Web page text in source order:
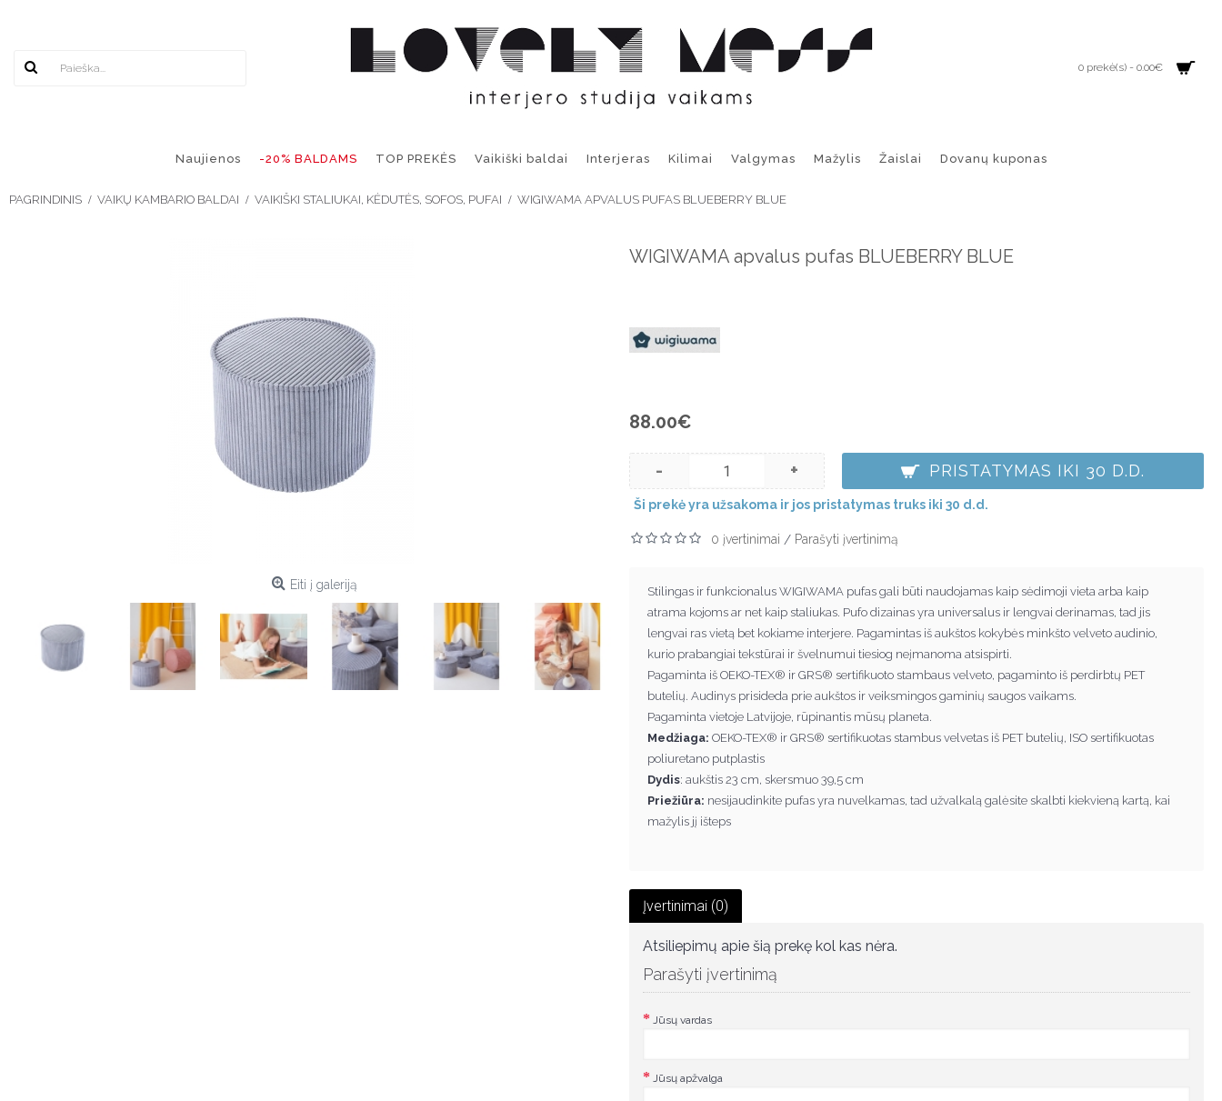
0 prekė(s) - 0.00€
Naujienos -20% BALDAMS TOP PREKĖS Vaikiški baldai Interjeras Kilimai Valgymas Mažylis Žaislai Dovanų kuponas
PAGRINDINIS VAIKŲ KAMBARIO BALDAI VAIKIŠKI STALIUKAI, KĖDUTĖS, SOFOS, PUFAI WIGIWAMA APVALUS PUFAS BLUEBERRY BLUE
Eiti į galeriją
WIGIWAMA apvalus pufas BLUEBERRY BLUE
88.00€
- + PRISTATYMAS IKI 30 D.D.
Ši prekė yra užsakoma ir jos pristatymas truks iki 30 d.d.
0 įvertinimai / Parašyti įvertinimą
Stilingas ir funkcionalus WIGIWAMA pufas gali būti naudojamas kaip sėdimoji vieta arba kaip
atrama kojoms ar net kaip staliukas. Pufo dizainas yra universalus ir lengvai derinamas, tad jis
lengvai ras vietą bet kokiame interjere. Pagamintas iš aukštos kokybės minkšto velveto audinio,
kurio prabangiai tekstūrai ir švelnumui tiesiog neįmanoma atsispirti.
Pagaminta iš OEKO-TEX® ir GRS® sertifikuoto stambaus velveto, pagaminto iš perdirbtų PET
butelių. Audinys prisideda prie aukštos ir veiksmingos gaminių saugos vaikams.
Pagaminta vietoje Latvijoje, rūpinantis mūsų planeta.
Medžiaga: OEKO-TEX® ir GRS® sertifikuotas stambus velvetas iš PET butelių, ISO sertifikuotas
poliuretano putplastis
Dydis: aukštis 23 cm, skersmuo 39,5 cm
Priežiūra: nesijaudinkite pufas yra nuvelkamas, tad užvalkalą galėsite skalbti kiekvieną kartą, kai
mažylis jį išteps
Įvertinimai (0)
Atsiliepimų apie šią prekę kol kas nėra.
Parašyti įvertinimą
Jūsų vardas
Jūsų apžvalga